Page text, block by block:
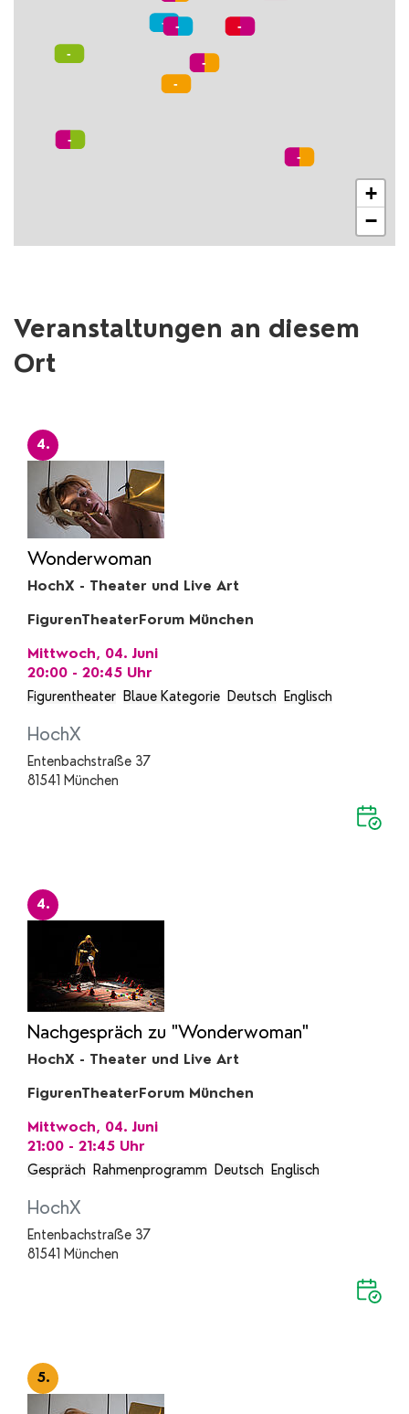
+
−
Veranstaltungen an diesem
Ort
4.
Wonderwoman
HochX - Theater und Live Art
FigurenTheaterForum München
Mittwoch, 04. Juni
20:00 - 20:45 Uhr
Figurentheater Blaue Kategorie Deutsch Englisch
HochX
Entenbachstraße 37
81541 München
4.
Nachgespräch zu "Wonderwoman"
HochX - Theater und Live Art
FigurenTheaterForum München
Mittwoch, 04. Juni
21:00 - 21:45 Uhr
Gespräch
Rahmenprogramm Deutsch Englisch
HochX
Entenbachstraße 37
81541 München
5.